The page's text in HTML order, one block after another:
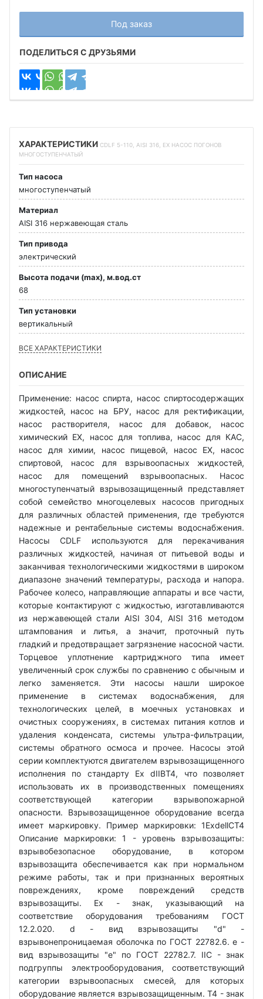
Под заказ
ПОДЕЛИТЬСЯ С ДРУЗЬЯМИ
ХАРАКТЕРИСТИКИ CDLF 5-110, AISI 316, EX НАСОС ПОГОНОВ
МНОГОСТУПЕНЧАТЫЙ
Тип насоса
многоступенчатый
Материал
AISI 316 нержавеющая сталь
Тип привода
электрический
Высота подачи (max), м.вод.ст
68
Тип установки
вертикальный
ВСЕ ХАРАКТЕРИСТИКИ
ОПИСАНИЕ
Применение: насос спирта, насос спиртосодержащих
жидкостей, насос на БРУ, насос для ректификации,
насос растворителя, насос для добавок, насос
химический EX, насос для топлива, насос для КАС,
насос для химии, насос пищевой, насос EX, насос
спиртовой, насос для взрывоопасных жидкостей,
насос для помещений взрывоопасных. Насос
многоступенчатый взрывозащищенный представляет
собой семейство многоцелевых насосов пригодных
для различных областей применения, где требуются
надежные и рентабельные системы водоснабжения.
Насосы CDLF используются для перекачивания
различных жидкостей, начиная от питьевой воды и
заканчивая технологическими жидкостями в широком
диапазоне значений температуры, расхода и напора.
Рабочее колесо, направляющие аппараты и все части,
которые контактируют с жидкостью, изготавливаются
из нержавеющей стали AISI 304, AISI 316 методом
штампования и литья, а значит, проточный путь
гладкий и предотвращает загрязнение насосной части.
Торцевое уплотнение картриджного типа имеет
увеличенный срок службы по сравнению с обычным и
легко заменяется. Эти насосы нашли широкое
применение в системах водоснабжения, для
технологических целей, в моечных установках и
очистных сооружениях, в системах питания котлов и
удаления конденсата, системы ультра-фильтрации,
системы обратного осмоса и прочее. Насосы этой
серии комплектуются двигателем взрывозащищенного
исполнения по стандарту Ex dIIBT4, что позволяет
использовать их в производственных помещениях
соответствующей категории взрывопожарной
опасности. Взрывозащищенное оборудование всегда
имеет маркировку. Пример маркировки: 1ExdellCT4
Описание маркировки: 1 - уровень взрывозащиты:
взрывобезопасное оборудование, в котором
взрывозащита обеспечивается как при нормальном
режиме работы, так и при признанных вероятных
повреждениях, кроме повреждений средств
взрывозащиты. Ех - знак, указывающий на
соответствие оборудования требованиям ГОСТ
12.2.020. d - вид взрывозащиты "d" -
взрывонепроницаемая оболочка по ГОСТ 22782.6. е -
вид взрывозащиты "е" по ГОСТ 22782.7. IIС - знак
подгруппы электрооборудования, соответствующий
категории взрывоопасных смесей, для которых
оборудование является взрывозащищенным. Т4 - знак